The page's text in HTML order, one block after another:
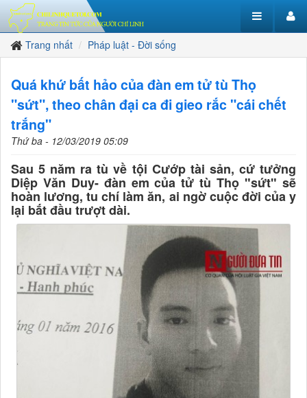
Trang nhất Pháp luật - Đời sống
Quá khứ bất hảo của đàn em tử tù Thọ
"sứt", theo chân đại ca đi gieo rắc "cái chết
trắng"
Thứ ba - 12/03/2019 05:09
Sau 5 năm ra tù về tội Cướp tài sản, cứ tưởng
Diệp Văn Duy- đàn em của tử tù Thọ "sứt" sẽ
hoàn lương, tu chí làm ăn, ai ngờ cuộc đời của y
lại bắt đầu trượt dài.